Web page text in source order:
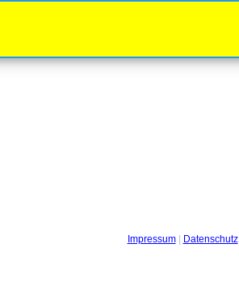
Impressum| Datenschutz